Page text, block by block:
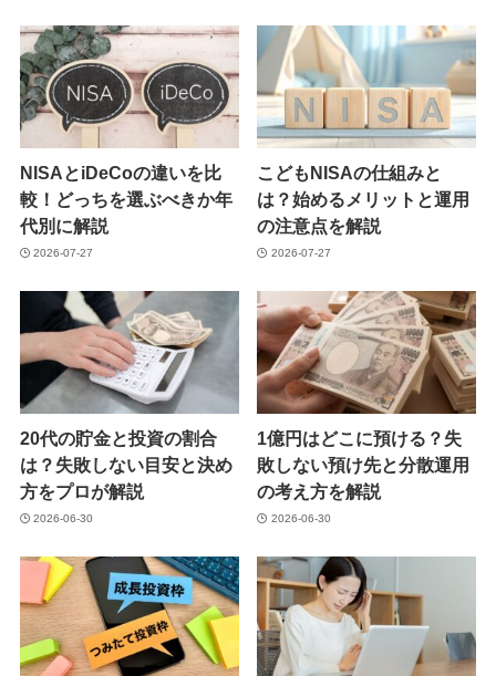
NISAとiDeCoの違いを比
較！どっちを選ぶべきか年
代別に解説
2026-07-27
こどもNISAの仕組みと
は？始めるメリットと運用
の注意点を解説
2026-07-27
20代の貯金と投資の割合
は？失敗しない目安と決め
方をプロが解説
2026-06-30
1億円はどこに預ける？失
敗しない預け先と分散運用
の考え方を解説
2026-06-30